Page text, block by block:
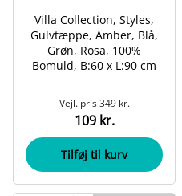
Villa Collection, Styles,
Gulvtæppe, Amber, Blå,
Grøn, Rosa, 100%
Bomuld, B:60 x L:90 cm
Vejl. pris349 kr.
109 kr.
Tilføj til kurv